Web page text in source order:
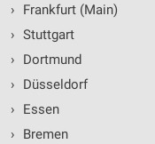
›
Frankfurt (Main)
› Stuttgart
›
Dortmund
›
Düsseldorf
›
Essen
›
Bremen